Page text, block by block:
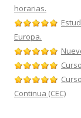
horarias.
Europa.
Continua (CEC)